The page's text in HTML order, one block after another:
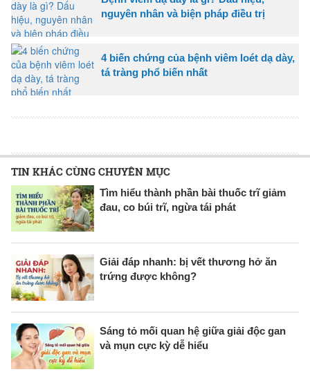
nguyên nhân và biện pháp điều trị
4 biến chứng của bệnh viêm loét dạ dày,
tá tràng phổ biến nhất
TIN KHÁC CÙNG CHUYÊN MỤC
Tìm hiểu thành phần bài thuốc trĩ giảm
đau, co búi trĩ, ngừa tái phát
Giải đáp nhanh: bị vết thương hở ăn
trứng được không?
Sáng tỏ mối quan hệ giữa giải độc gan
và mụn cực kỳ dễ hiểu